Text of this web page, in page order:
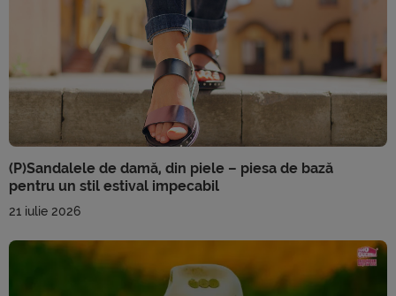
(P)Sandalele de damă, din piele – piesa de bază
pentru un stil estival impecabil
21 iulie 2026